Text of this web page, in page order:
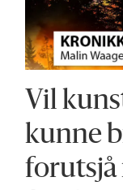
Vil
kunne
forutsjå